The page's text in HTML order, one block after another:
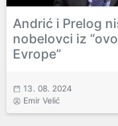
Andrić i Prelog
nobelovci iz
Evrope”
13. 08. 2024
Emir Velić